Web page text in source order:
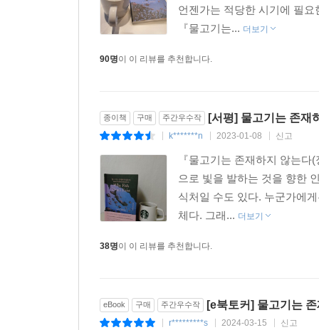
그의 일을 방해했다. 그가 수집한 수많은 표본들
유리단지에 보관해둔 1천여 종의 물고기를 바닥
잔해들을 훑어보고는 거기서 식별할 수 있는 물
여겼다. 그러다 문득 조던에 대한 궁금증이 솟아
교훈이 될지도 몰랐다. 조던의 인생에 관해 밀
포함된다)은 우주의 질서에 대한 밀러 자신의
모른다는 생각 말이다.
《물고기는 존재하지 않는다》는 파괴와 상실 이
좀 더 명료하게 바라볼 수 있도록 혼돈 속에서 모
물고기가 존재하지 않는다면, 우리는 또 무엇을
전기이자 회고록이자 과학적 모험담인 《물고
언젠가는 적당한 시기에 필
『물고기는... 더보기
90명이 이 리뷰를 추천합니다.
종이책 구매 주간우수작 [서평] 물고기는 존재
k*******n 2023-01-08 신고
『물고기는 존재하지 않는
으로 빛을 발하는 것을 향한
식처일 수도 있다. 누군가에
체다. 그래... 더보기
38명이 이 리뷰를 추천합니다.
eBook 구매 주간우수작 [e북토커] 물고기는
r*********s 2024-03-15 신고